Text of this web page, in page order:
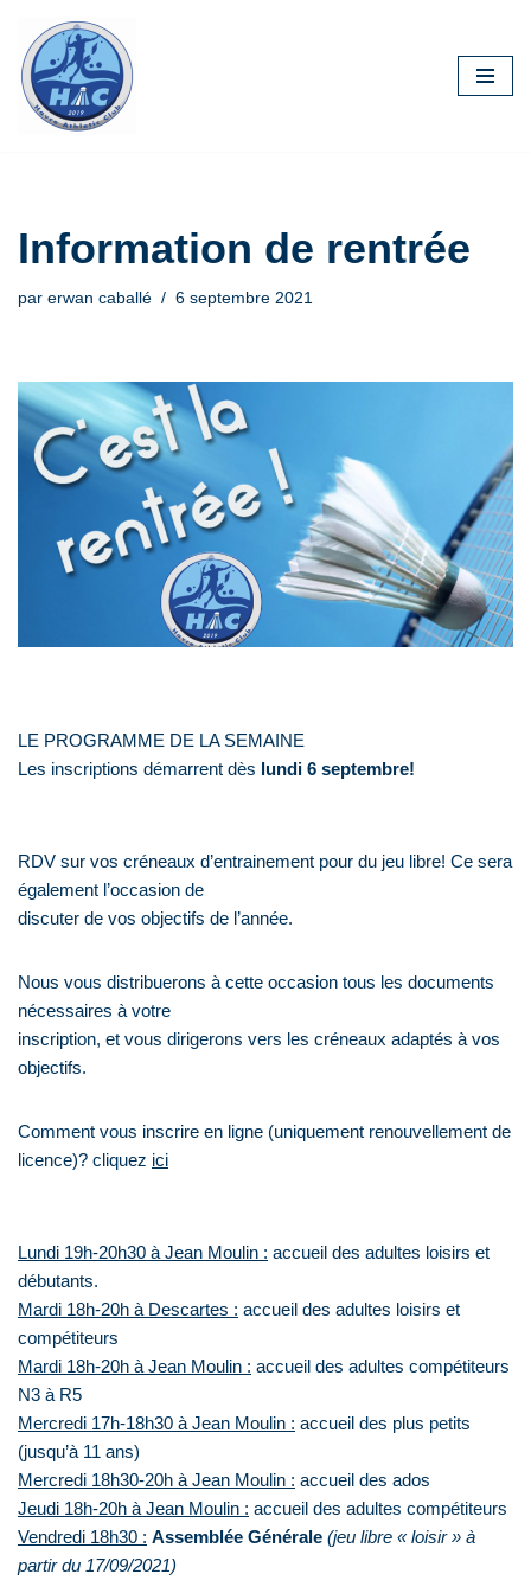
Aller
au
contenu
Information de rentrée
par erwan caballé 6 septembre 2021
LE PROGRAMME DE LA SEMAINE
Les inscriptions démarrent dès lundi 6 septembre!
RDV sur vos créneaux d’entrainement pour du jeu libre! Ce sera
également l’occasion de
discuter de vos objectifs de l’année.
Nous vous distribuerons à cette occasion tous les documents
nécessaires à votre
inscription, et vous dirigerons vers les créneaux adaptés à vos
objectifs.
Comment vous inscrire en ligne (uniquement renouvellement de
licence)? cliquez ici
Lundi 19h-20h30 à Jean Moulin : accueil des adultes loisirs et
débutants.
Mardi 18h-20h à Descartes : accueil des adultes loisirs et
compétiteurs
Mardi 18h-20h à Jean Moulin : accueil des adultes compétiteurs
N3 à R5
Mercredi 17h-18h30 à Jean Moulin : accueil des plus petits
(jusqu’à 11 ans)
Mercredi 18h30-20h à Jean Moulin : accueil des ados
Jeudi 18h-20h à Jean Moulin : accueil des adultes compétiteurs
Vendredi 18h30 : Assemblée Générale (jeu libre « loisir » à
partir du 17/09/2021)